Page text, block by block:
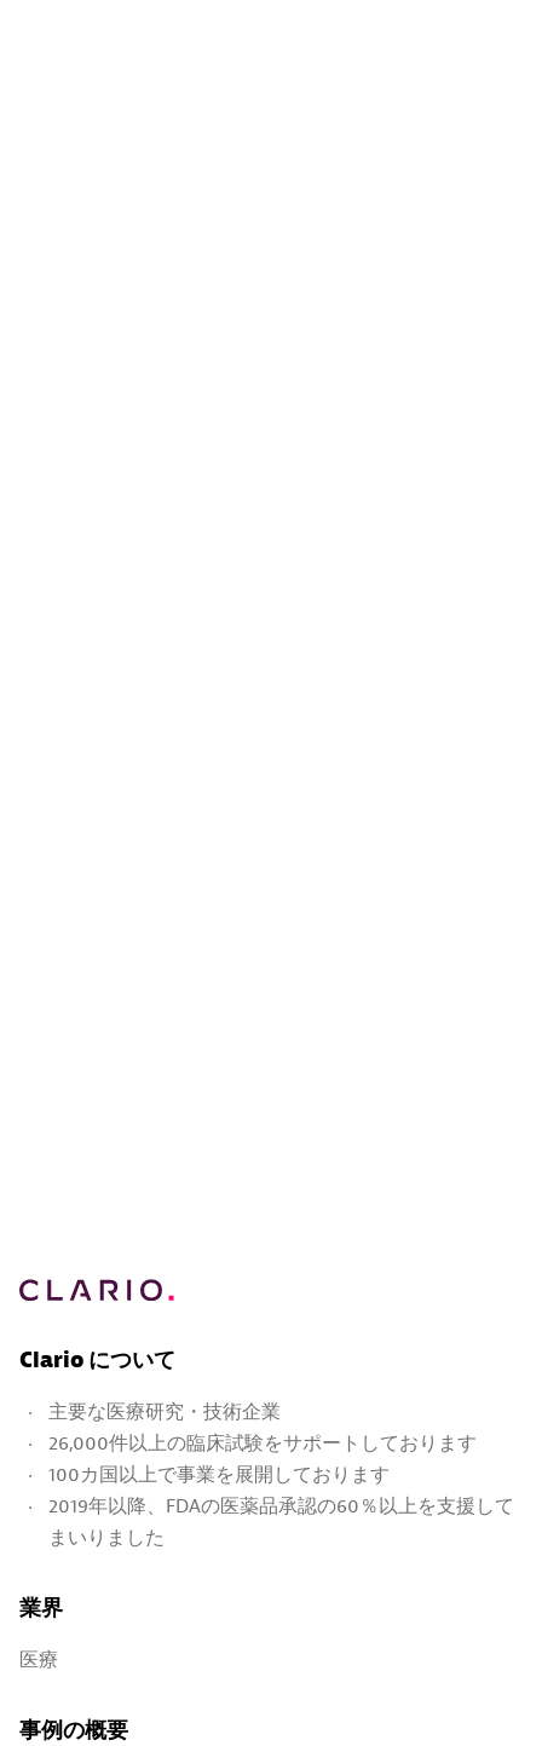
Clario について
主要な医療研究・技術企業
26,000件以上の臨床試験をサポートしております
100カ国以上で事業を展開しております
2019年以降、FDAの医薬品承認の60％以上を支援して
まいりました
業界
医療
事例の概要